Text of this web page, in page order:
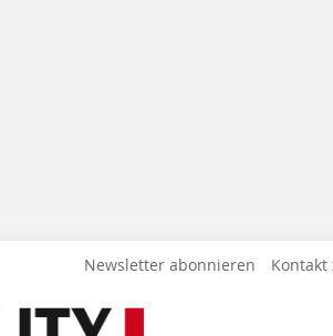
Newsletter abonnieren Kontakt